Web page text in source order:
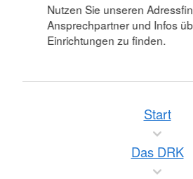
Nutzen Sie unseren
Ansprechpartner und Infos
Einrichtungen zu finden.
Start
Das DRK